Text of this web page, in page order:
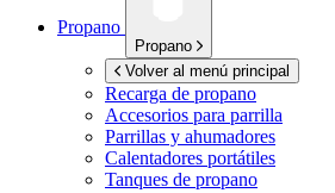
Propano
Propano
Volver al menú principal
Recarga de propano
Accesorios para parrilla
Parrillas y ahumadores
Calentadores portátiles
Tanques de propano